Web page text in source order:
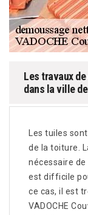
Les travaux
dans la ville
Les tuiles
de la toiture.
nécessaire de
est difficile
ce cas, il est
VADOCHE